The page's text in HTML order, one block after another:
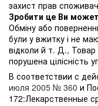
захист прав
Зробити це Ви
Обміну або
були у вжитку і не
відколи й т. Д., Товар
порушена цілісність
В соответствии с
июля 2005 № 360 и
172:Лекарственные